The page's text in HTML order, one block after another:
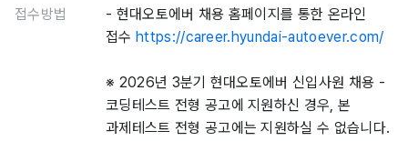
접수방법
- 현대오토에버 채용 홈페이지를 통한 온라인
접수 https://career.hyundai-autoever.com/
※ 2026년 ​3분기 ​현대오토에버 ​신입사원 채용 ​-
코딩테스트 전형 공고에 ​지원하신 ​경우, ​본
과제테스트 ​전형 ​공고에는 지원하실 ​수 ​없습니다.